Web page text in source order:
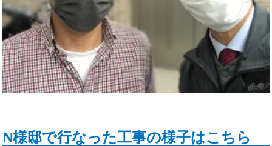
N様邸で行なった工事の様子はこちら